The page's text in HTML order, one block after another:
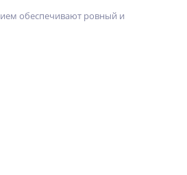
обеспечивают ровный и